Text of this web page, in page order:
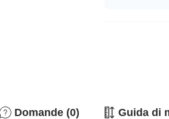
Domande (0) Guida di